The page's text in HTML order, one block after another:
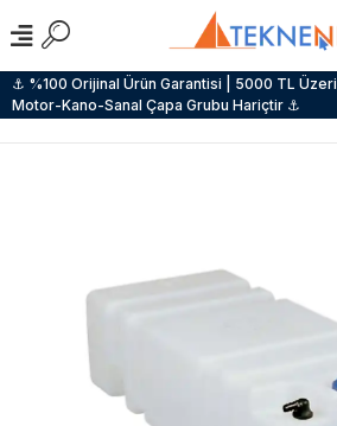
⚓ %100 Orijinal Ürün Garantisi | 5000 TL
Motor-Kano-Sanal Çapa Grubu Hariçtir ⚓